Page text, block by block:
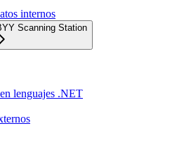
internos
Scanning Station
lenguajes .NET